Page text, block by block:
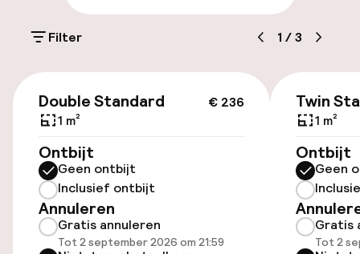
Parkeergelegenheid op eigen terrein
(buiten)
Parkeerservice
Luchthavenshuttle
Transferservice
Filter 1 /3
€ 236
Double Standard
1 m²
Ontbijt
Geen ontbijt
Inclusief ontbijt
Annuleren
Gratis annuleren
Tot 2 september 2026 om 21:59
Twin
1 m²
Ontbijt
Geen
Gratis
Tot 2